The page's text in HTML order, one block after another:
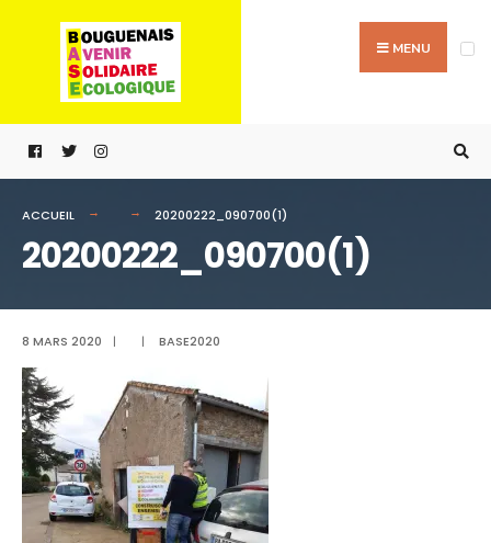
contenu
MENU
ACCUEIL 20200222_090700(1)
20200222_090700(1)
8 MARS 2020 | | BASE2020
for: